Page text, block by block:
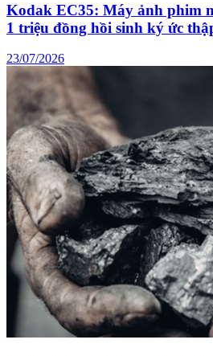
Kodak EC35: Máy ảnh phim
1 triệu đồng hồi sinh ký ức
23/07/2026